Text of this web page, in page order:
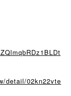
detail/02kn22vte